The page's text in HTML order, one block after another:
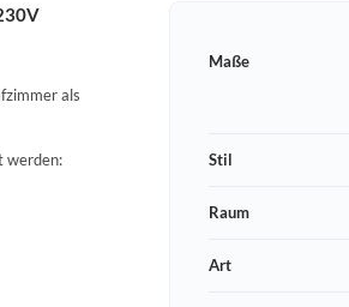
als
werden:
Maße
Stil
Raum
Art